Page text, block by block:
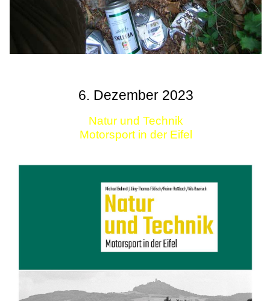
6. Dezember 2023
Natur und Technik
Motorsport in der Eifel